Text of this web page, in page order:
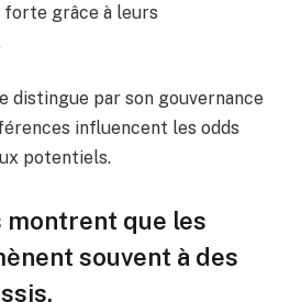
forte grâce à leurs
distingue par son gouvernance
influencent les odds
potentiels.
montrent que les
souvent à des